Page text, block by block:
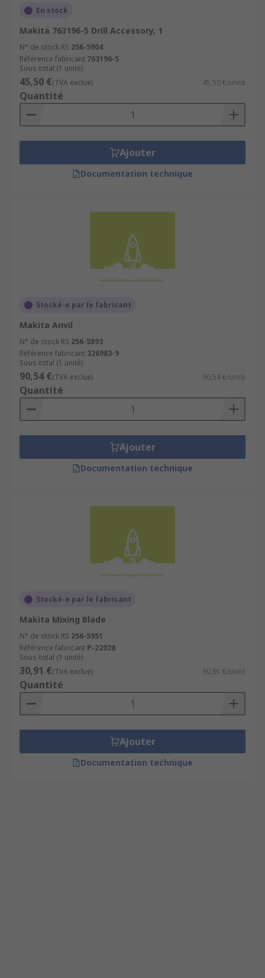
En stock
Makita 763196-5 Drill Accessory, 1
N° de stock RS 256-5904
Référence fabricant 763196-5
Sous-total (1 unité)
45,50 €(TVA exclue) 45,50 €/unité
Quantité
Ajouter
Documentation technique
Stocké-e par le fabricant
Makita Anvil
N° de stock RS 256-5893
Référence fabricant 326983-9
Sous-total (1 unité)
90,54 €(TVA exclue) 90,54 €/unité
Quantité
Ajouter
Documentation technique
Stocké-e par le fabricant
Makita Mixing Blade
N° de stock RS 256-5951
Référence fabricant P-22028
Sous-total (1 unité)
30,91 €(TVA exclue) 30,91 €/unité
Quantité
Ajouter
Documentation technique